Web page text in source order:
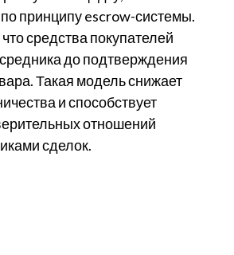
принципу escrow-системы.
средства покупателей
до подтверждения
Такая модель снижает
и способствует
отношений
сделок.